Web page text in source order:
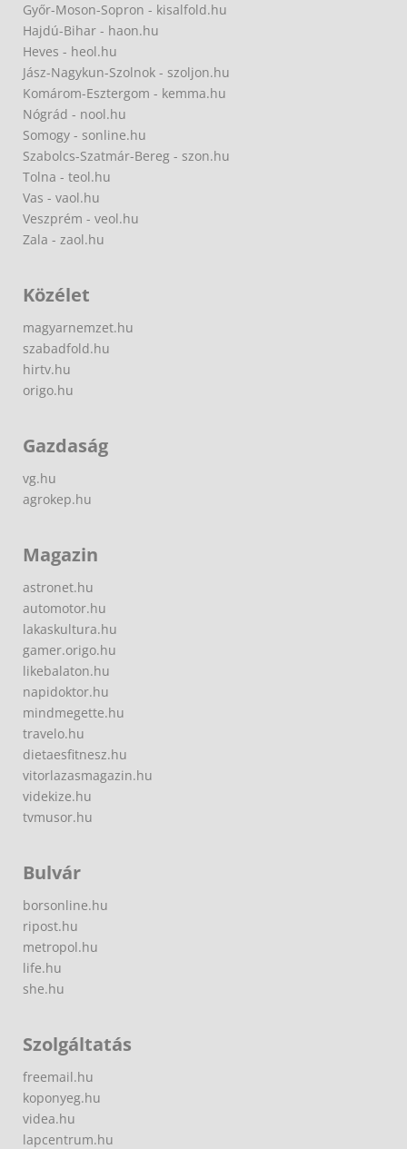
Győr-Moson-Sopron - kisalfold.hu
Hajdú-Bihar - haon.hu
Heves - heol.hu
Jász-Nagykun-Szolnok - szoljon.hu
Komárom-Esztergom - kemma.hu
Nógrád - nool.hu
Somogy - sonline.hu
Szabolcs-Szatmár-Bereg - szon.hu
Tolna - teol.hu
Vas - vaol.hu
Veszprém - veol.hu
Zala - zaol.hu
Közélet
magyarnemzet.hu
szabadfold.hu
hirtv.hu
origo.hu
Gazdaság
vg.hu
agrokep.hu
Magazin
astronet.hu
automotor.hu
lakaskultura.hu
gamer.origo.hu
likebalaton.hu
napidoktor.hu
mindmegette.hu
travelo.hu
dietaesfitnesz.hu
vitorlazasmagazin.hu
videkize.hu
tvmusor.hu
Bulvár
borsonline.hu
ripost.hu
metropol.hu
life.hu
she.hu
Szolgáltatás
freemail.hu
koponyeg.hu
videa.hu
lapcentrum.hu